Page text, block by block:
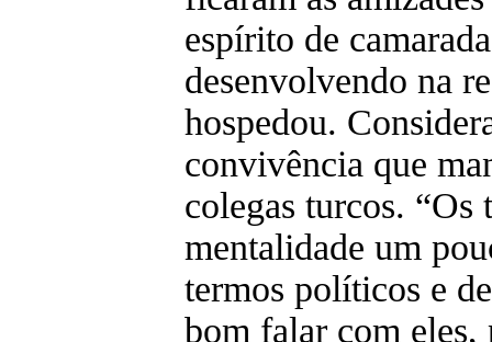
espírito de
desenvolvendo na
hospedou.
convivência que
colegas turcos. “Os
mentalidade um
termos políticos e
bom falar com eles,